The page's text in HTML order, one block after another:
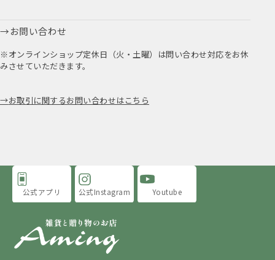
お問い合わせ
※オンラインショップ定休日（火・土曜）は問い合わせ対応をお休
みさせていただきます。
お取引に関するお問い合わせはこちら
公式アプリ 公式Instagram Youtube